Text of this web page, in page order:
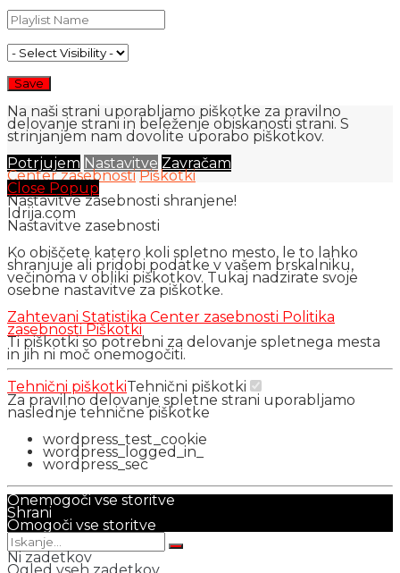
Na naši strani uporabljamo piškotke za pravilno
delovanje strani in beleženje obiskanosti strani. S
strinjanjem nam dovolite uporabo piškotkov.
Potrjujem Nastavitve Zavračam
Center zasebnosti Piškotki
Close Popup
Nastavitve zasebnosti shranjene!
Idrija.com
Nastavitve zasebnosti
Ko obiščete katero koli spletno mesto, le to lahko
shranjuje ali pridobi podatke v vašem brskalniku,
večinoma v obliki piškotkov. Tukaj nadzirate svoje
osebne nastavitve za piškotke.
Zahtevani Statistika Center zasebnosti Politika
zasebnosti Piškotki
Ti piškotki so potrebni za delovanje spletnega mesta
in jih ni moč onemogočiti.
Tehnični piškotkiTehnični piškotki
Za pravilno delovanje spletne strani uporabljamo
naslednje tehnične piškotke
wordpress_test_cookie
wordpress_logged_in_
wordpress_sec
Onemogoči vse storitve
Shrani
Omogoči vse storitve
Ni zadetkov